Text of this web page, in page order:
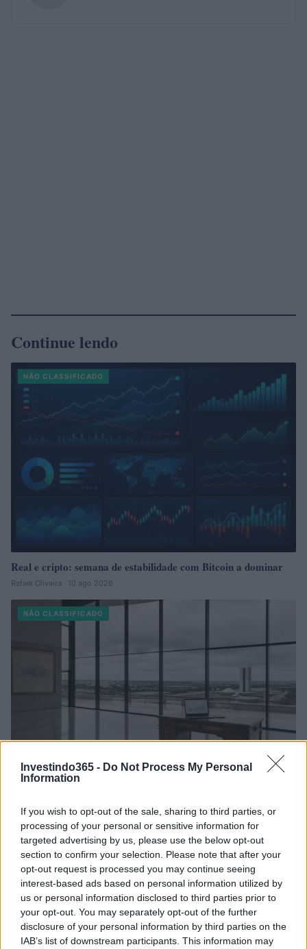
Investindo365 - Do Not Process My Personal
Information
If you wish to opt-out of the sale, sharing to third parties, or
processing of your personal or sensitive information for
targeted advertising by us, please use the below opt-out
section to confirm your selection. Please note that after your
opt-out request is processed you may continue seeing
interest-based ads based on personal information utilized by
us or personal information disclosed to third parties prior to
your opt-out. You may separately opt-out of the further
disclosure of your personal information by third parties on the
IAB’s list of downstream participants. This information may
Continue lendo
NÃO CLASSIFICADO
Real e cripto: semana de estabilidade com Bitcoin a dominar
Rafael Oliveira · 10 ago 2026
NÃO CLASSIFICADO
tributária
Rafael Oliveira · 9 ago 2026